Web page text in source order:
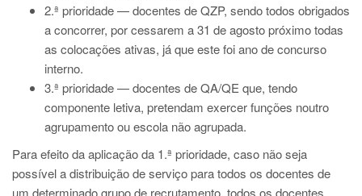
2.ª prioridade — docentes de QZP, sendo todos obrigados
a concorrer, por cessarem a 31 de agosto próximo todas
as colocações ativas, já que este foi ano de concurso
interno.
3.ª prioridade — docentes de QA/QE que, tendo
componente letiva, pretendam exercer funções noutro
agrupamento ou escola não agrupada.
Para efeito da aplicação da 1.ª prioridade, caso não seja
possível a distribuição de serviço para todos os docentes de
um determinado grupo de recrutamento, todos os docentes